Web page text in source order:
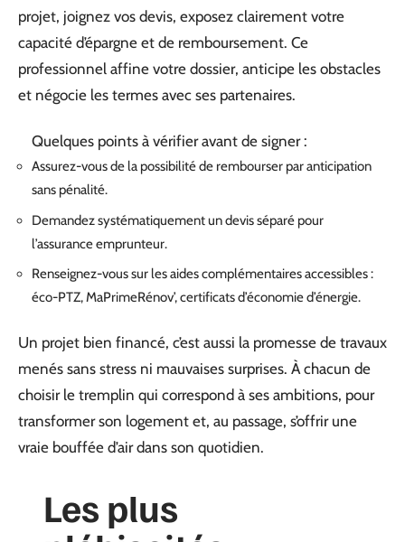
projet, joignez vos devis, exposez clairement votre
capacité d’épargne et de remboursement. Ce
professionnel affine votre dossier, anticipe les obstacles
et négocie les termes avec ses partenaires.
Quelques points à vérifier avant de signer :
Assurez-vous de la possibilité de rembourser par anticipation
sans pénalité.
Demandez systématiquement un devis séparé pour
l’assurance emprunteur.
Renseignez-vous sur les aides complémentaires accessibles :
éco-PTZ, MaPrimeRénov’, certificats d’économie d’énergie.
Un projet bien financé, c’est aussi la promesse de travaux
menés sans stress ni mauvaises surprises. À chacun de
choisir le tremplin qui correspond à ses ambitions, pour
transformer son logement et, au passage, s’offrir une
vraie bouffée d’air dans son quotidien.
Les plus